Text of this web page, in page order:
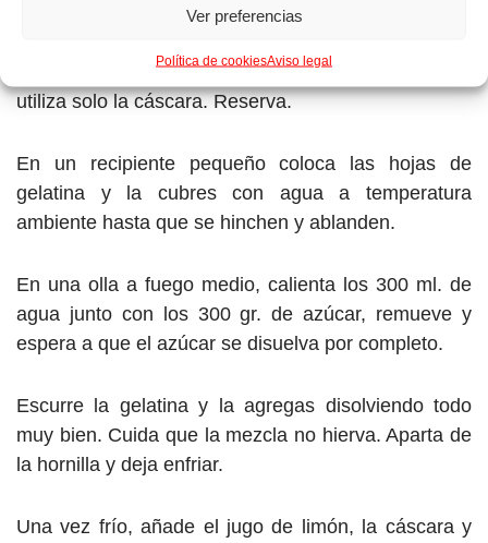
Ver preferencias
Política de cookiesAviso legal
cucharadas de azúcar. Llévalo a la hornilla y cocina
la hornilla y deja enfriar. Luego escurre el líquido y
utiliza solo la cáscara. Reserva.
En un recipiente pequeño coloca las hojas de
gelatina y la cubres con agua a temperatura
ambiente hasta que se hinchen y ablanden.
En una olla a fuego medio, calienta los 300 ml. de
agua junto con los 300 gr. de azúcar, remueve y
espera a que el azúcar se disuelva por completo.
Escurre la gelatina y la agregas disolviendo todo
muy bien. Cuida que la mezcla no hierva. Aparta de
la hornilla y deja enfriar.
Una vez frío, añade el jugo de limón, la cáscara y